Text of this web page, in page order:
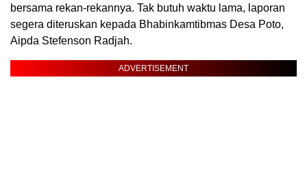
bersama rekan-rekannya. Tak butuh waktu lama, laporan
segera diteruskan kepada Bhabinkamtibmas Desa Poto,
Aipda Stefenson Radjah.
ADVERTISEMENT